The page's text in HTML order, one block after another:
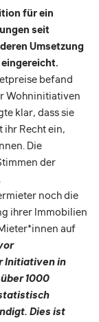
für ein
seit
Umsetzung
befand
Wohninitiativen
klar, dass sie
Recht ein,
Die
der
noch die
ihrer Immobilien
auf
Initiativen in
1000
Dies ist